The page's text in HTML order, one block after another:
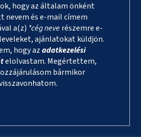
hogy az általam önként
nevem és e-mail címem
a(z) *cég neverészemre e-
ajánlatokat küldjön.
hogy azadatkezelési
elolvastam. Megértettem,
bármikor